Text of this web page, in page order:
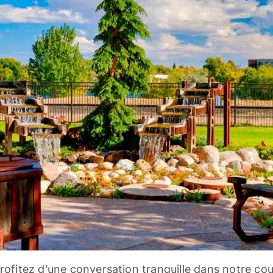
d'une conversation tranquille dans notre